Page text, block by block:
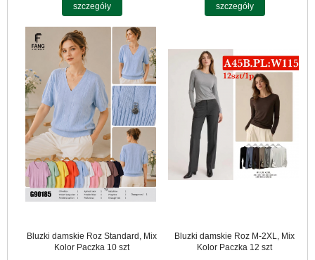
szczegóły szczegóły
Bluzki damskie Roz Standard, Mix
Kolor Paczka 10 szt
Bluzki damskie Roz M-2XL, Mix
Kolor Paczka 12 szt